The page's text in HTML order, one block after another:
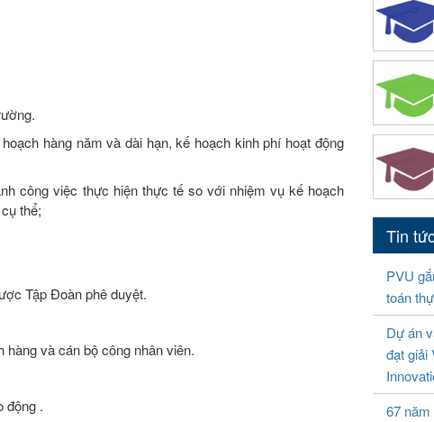
hàng năm và dài hạn, kế hoạch kinh phí hoạt động
công việc thực hiện thực tế so với nhiệm vụ kế hoạch
thể;
Tập Đoàn phê duyệt.
và cán bộ công nhân viên.
động .
Tin
PVU
toán
Dự án
đạt giải
67